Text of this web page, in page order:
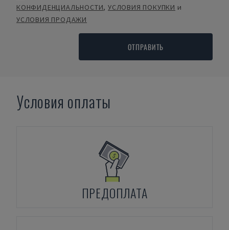
КОНФИДЕНЦИАЛЬНОСТИ,УСЛОВИЯ ПОКУПКИ и
УСЛОВИЯ ПРОДАЖИ
ОТПРАВИТЬ
Условия оплаты
ПРЕДОПЛАТА